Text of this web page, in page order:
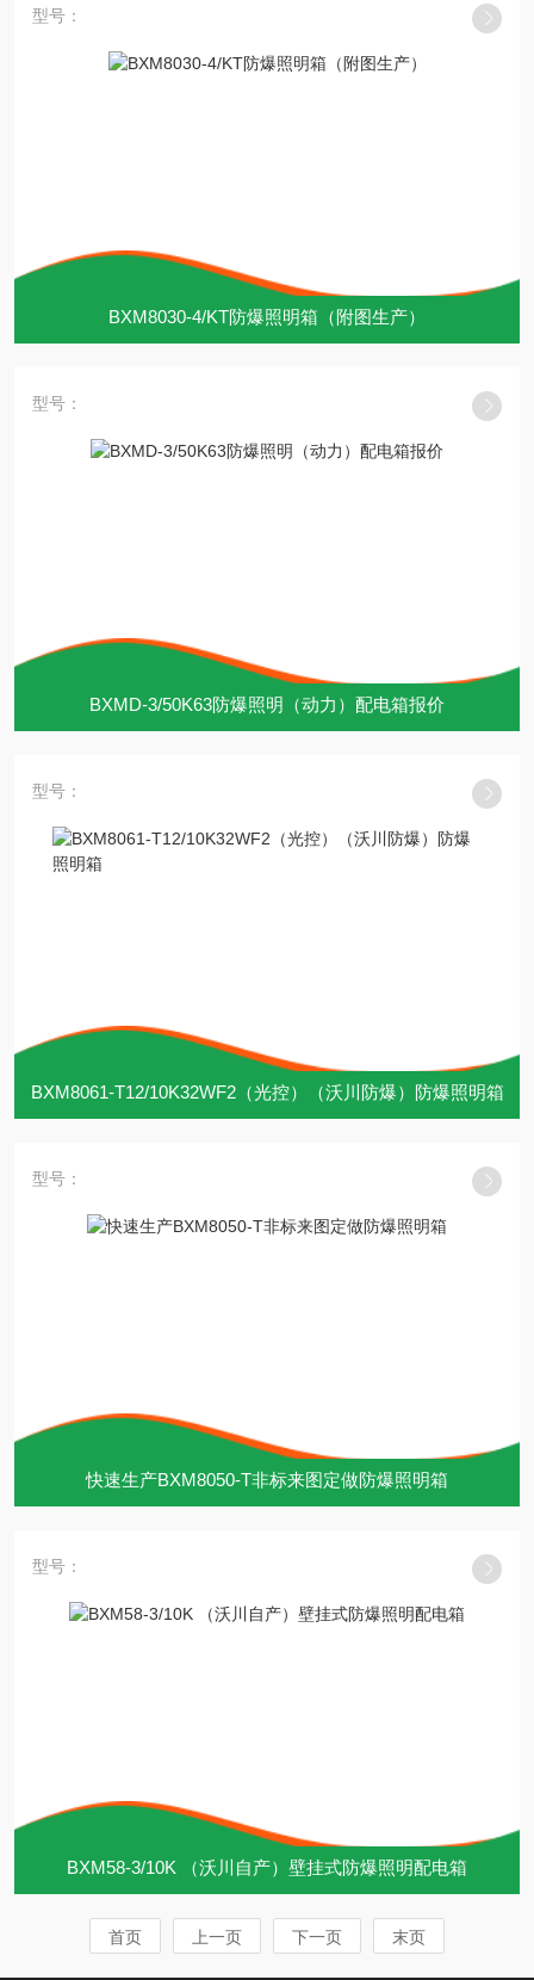
型号：
BXM8030-4/KT防爆照明箱（附图生产）
型号：
BXMD-3/50K63防爆照明（动力）配电箱报价
型号：
BXM8061-T12/10K32WF2（光控）（沃川防爆）防爆照明箱
型号：
快速生产BXM8050-T非标来图定做防爆照明箱
型号：
BXM58-3/10K （沃川自产）壁挂式防爆照明配电箱
首页 上一页 下一页 末页